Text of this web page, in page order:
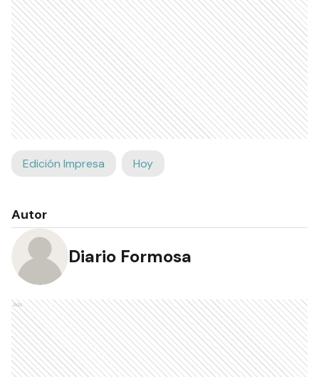
Edición Impresa Hoy
Autor
Diario Formosa
Ads